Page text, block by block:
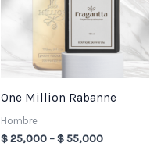
One Million Rabanne
Hombre
$25,000 –$55,000